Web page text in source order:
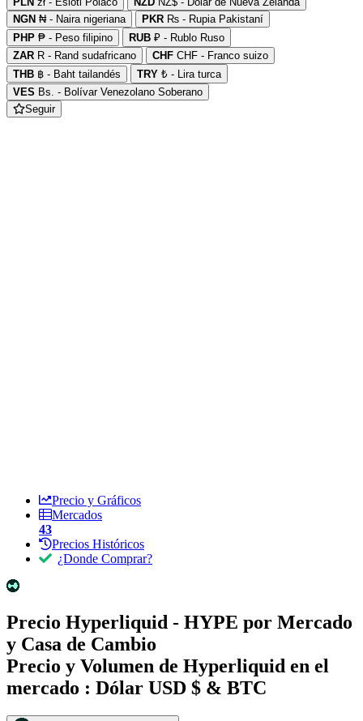
NGN ₦ - Naira nigeriana PKR ₨ - Rupia Pakistaní
PHP ₱ - Peso filipino RUB ₽ - Rublo Ruso
ZAR R - Rand sudafricano CHF CHF - Franco suizo
THB ฿ - Baht tailandés TRY ₺ - Lira turca
VES Bs. - Bolívar Venezolano Soberano
Seguir
Precio y Gráficos
Mercados
43
Precios Históricos
¿Donde Comprar?
Precio Hyperliquid - HYPE por Mercado
y Casa de Cambio
Precio y Volumen de Hyperliquid en el
mercado : Dólar USD $ & BTC